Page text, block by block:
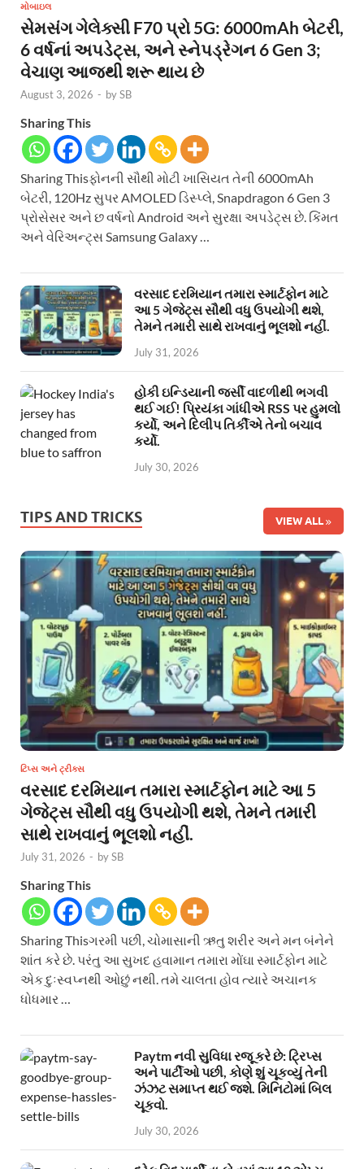
મોબાઇલ
સેમસંગ ગેલેક્સી F70 પ્રો 5G: 6000mAh બેટરી,
6 વર્ષનાં અપડેટ્સ, અને સ્નેપડ્રેગન 6 Gen 3;
વેચાણ આજથી શરૂ થાય છે
August 3, 2026 - bySB
Sharing This
Sharing Thisફોનની સૌથી મોટી ખાસિયત તેની 6000mAh
બેટરી, 120Hz સુપર AMOLED ડિસ્પ્લે, Snapdragon 6 Gen 3
પ્રોસેસર અને છ વર્ષનો Android અને સુરક્ષા અપડેટ્સ છે. કિંમત
અને વેરિઅન્ટ્સ Samsung Galaxy …
વરસાદ દરમિયાન તમારા સ્માર્ટફોન માટે
આ 5 ગેજેટ્સ સૌથી વધુ ઉપયોગી થશે,
તેમને તમારી સાથે રાખવાનું ભૂલશો નહીં.
July 31, 2026
હોકી ઇન્ડિયાની જર્સી વાદળીથી ભગવી
થઈ ગઈ! પ્રિયંકા ગાંધીએ RSS પર હુમલો
કર્યો, અને દિલીપ તિર્કીએ તેનો બચાવ
કર્યો.
July 30, 2026
TIPS AND TRICKS VIEW ALL
ટિપ્સ અને ટ્રીક્સ
વરસાદ દરમિયાન તમારા સ્માર્ટફોન માટે આ 5
ગેજેટ્સ સૌથી વધુ ઉપયોગી થશે, તેમને તમારી
સાથે રાખવાનું ભૂલશો નહીં.
July 31, 2026 - bySB
Sharing This
Sharing Thisગરમી પછી, ચોમાસાની ઋતુ શરીર અને મન બંનેને
શાંત કરે છે. પરંતુ આ સુખદ હવામાન તમારા મોંઘા સ્માર્ટફોન માટે
એક દુઃસ્વપ્નથી ઓછું નથી. તમે ચાલતા હોવ ત્યારે અચાનક
ધોધમાર …
Paytm નવી સુવિધા રજૂ કરે છે: ટ્રિપ્સ
અને પાર્ટીઓ પછી, કોણે શું ચૂકવ્યું તેની
ઝંઝટ સમાપ્ત થઈ જશે. મિનિટોમાં બિલ
ચૂકવો.
July 30, 2026